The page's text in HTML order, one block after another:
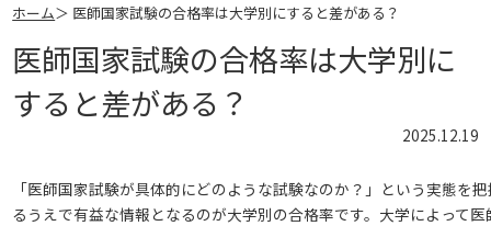
ホーム 医師国家試験の合格率は大学別にすると差がある？
医師国家試験の合格率は大学別に
すると差がある？
2025.12.19
「医師国家試験が具体的にどのような試験なのか？」という実態を
るうえで有益な情報となるのが大学別の合格率です。大学によって医